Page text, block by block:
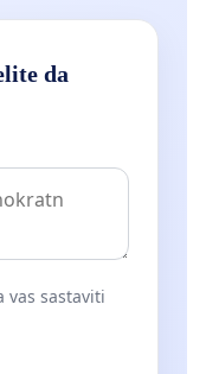
da
vas sastaviti